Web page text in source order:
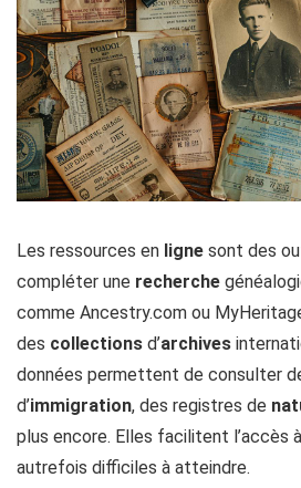
Les ressources en ligne sont des
compléter une recherche
comme Ancestry.com ou
des collections d’archives
données permettent de consulter
d’immigration, des registres de
plus encore. Elles facilitent l’accès
autrefois difficiles à atteindre.